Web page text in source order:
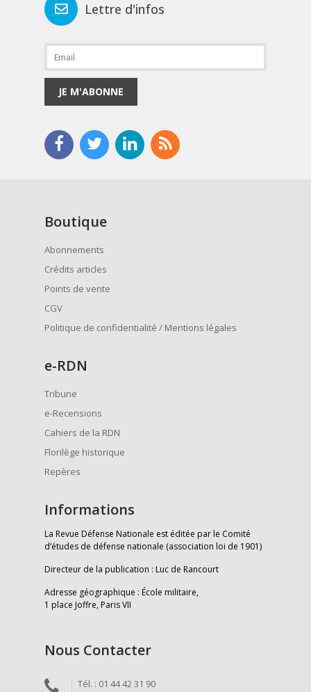
Lettre d'infos
JE M'ABONNE
Boutique
Abonnements
Crédits articles
Points de vente
CGV
Politique de confidentialité / Mentions légales
e-RDN
Tribune
e-Recensions
Cahiers de la RDN
Florilège historique
Repères
Informations
La Revue Défense Nationale est éditée par le Comité
d’études de défense nationale (association loi de 1901)
Directeur de la publication : Luc de Rancourt
Adresse géographique : École militaire,
1 place Joffre, Paris VII
Nous Contacter
Tél. : 01 44 42 31 90